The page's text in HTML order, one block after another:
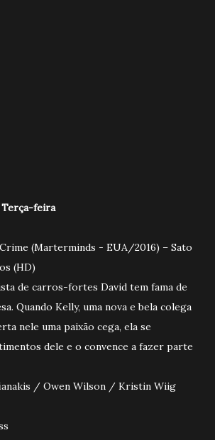
Terça-feira
(Marterminds - EUA/2016) – Sato
(HD)
de carros-fortes David tem fama de
Quando Kelly, uma nova e bela colega
nele uma paixão cega, ela se
dele e o convence a fazer parte
/ Owen Wilson / Kristin Wiig